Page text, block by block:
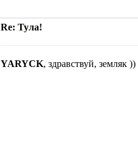
Re: Тула!
YARYCK, здравствуй, земляк ))